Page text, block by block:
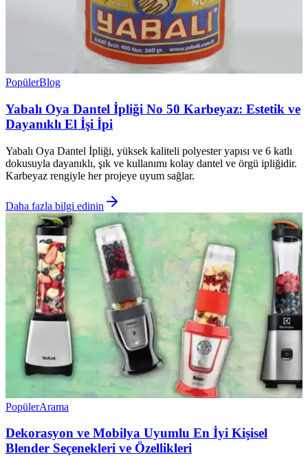
PopülerBlog
Yabalı Oya Dantel İpliği No 50 Karbeyaz: Estetik ve
Dayanıklı El İşi İpi
Yabalı Oya Dantel İpliği, yüksek kaliteli polyester yapısı ve 6 katlı
dokusuyla dayanıklı, şık ve kullanımı kolay dantel ve örgü ipliğidir.
Karbeyaz rengiyle her projeye uyum sağlar.
Daha fazla bilgi edinin
PopülerArama
Dekorasyon ve Mobilya Uyumlu En İyi Kişisel
Blender Seçenekleri ve Özellikleri